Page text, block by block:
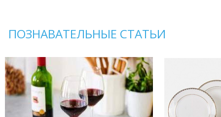
ПОЗНАВАТЕЛЬНЫЕ СТАТЬИ